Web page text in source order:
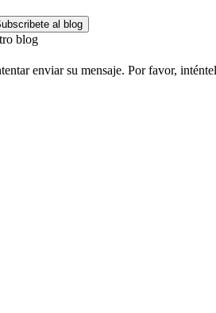
al blog
blog
enviar su mensaje. Por favor,